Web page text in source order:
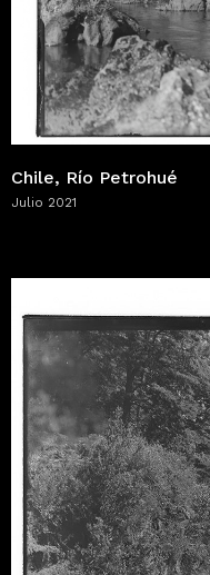
Chile, Río Petrohué
Julio 2021